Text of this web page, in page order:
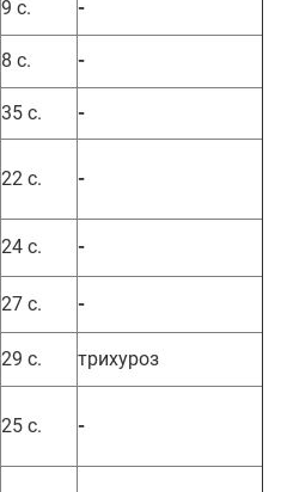
9 с. -
8 с. -
35 с. -
22 с. -
24 с. -
27 с. -
29 с. трихуроз
25 с. -